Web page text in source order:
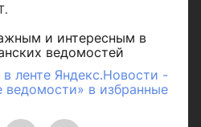
и интересным в
ведомостей
ленте Яндекс.Новости -
ведомости» в избранные